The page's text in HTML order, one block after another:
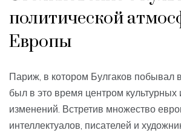
политической
Европы
Париж, в котором Булгаков побывал
был в это время центром культурных
изменений. Встретив множество
интеллектуалов, писателей и